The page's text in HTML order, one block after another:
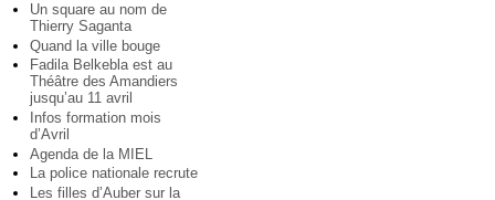
Un square au nom de
Thierry Saganta
Quand la ville bouge
Fadila Belkebla est au
Théâtre des Amandiers
jusqu’au 11 avril
Infos formation mois
d’Avril
Agenda de la MIEL
La police nationale recrute
Les filles d’Auber sur la